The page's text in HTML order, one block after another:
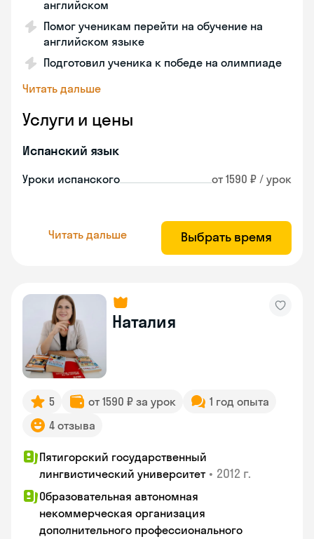
английском
Помог ученикам перейти на обучение на
английском языке
Подготовил ученика к победе на олимпиаде
Читать дальше
Услуги и цены
Испанский язык
Уроки испанского от 1590 ₽ / урок
Читать дальше Выбрать время
Наталия
5 от 1590 ₽ за урок
1 год опыта
4 отзыва
Пятигорский государственный
лингвистический университет • 2012 г.
Образовательная автономная
некоммерческая организация
дополнительного профессионального